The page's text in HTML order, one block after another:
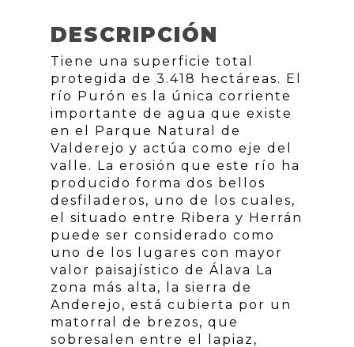
DESCRIPCIÓN
Tiene una superficie total
protegida de 3.418 hectáreas. El
río Purón es la única corriente
importante de agua que existe
en el Parque Natural de
Valderejo y actúa como eje del
valle. La erosión que este río ha
producido forma dos bellos
desfiladeros, uno de los cuales,
el situado entre Ribera y Herrán
puede ser considerado como
uno de los lugares con mayor
valor paisajístico de Álava La
zona más alta, la sierra de
Anderejo, está cubierta por un
matorral de brezos, que
sobresalen entre el lapiaz,